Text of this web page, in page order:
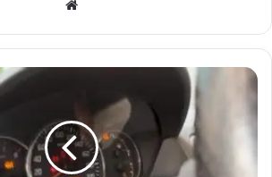
Website